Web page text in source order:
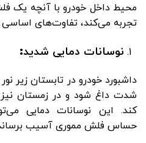
محیط داخل خودرو با آنچه یک
تجربه می‌کند، تفاوت‌های اساسی
نوسانات دمایی شدید:
داشبورد خودرو در تابستان زیر
شدت داغ شود و در زمستان نیز
کند. این نوسانات دمایی
حساس فلش مموری آسیب